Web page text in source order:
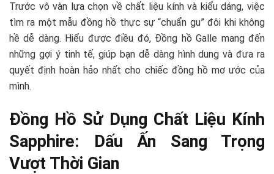
Trước vô vàn lựa chọn về chất liệu kính và kiểu dáng, việc
tìm ra một mẫu đồng hồ thực sự “chuẩn gu” đôi khi không
hề dễ dàng. Hiểu được điều đó, Đồng hồ Galle mang đến
những gợi ý tinh tế, giúp bạn dễ dàng hình dung và đưa ra
quyết định hoàn hảo nhất cho chiếc đồng hồ mơ ước của
mình.
Đồng Hồ Sử Dụng Chất Liệu Kính
Sapphire: Dấu Ấn Sang Trọng
Vượt Thời Gian